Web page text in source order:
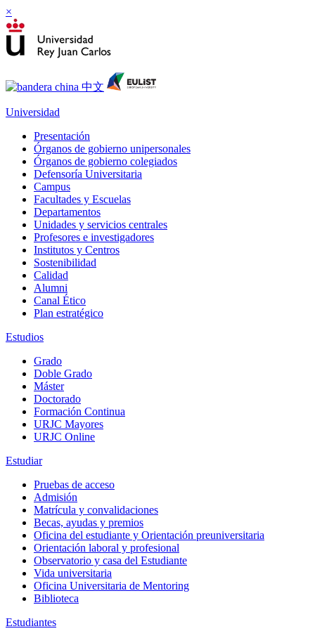
×
Universidad
Presentación
Órganos de gobierno unipersonales
Órganos de gobierno colegiados
Defensoría Universitaria
Campus
Facultades y Escuelas
Departamentos
Unidades y servicios centrales
Profesores e investigadores
Institutos y Centros
Sostenibilidad
Calidad
Alumni
Canal Ético
Plan estratégico
Estudios
Grado
Doble Grado
Máster
Doctorado
Formación Continua
URJC Mayores
URJC Online
Estudiar
Pruebas de acceso
Admisión
Matrícula y convalidaciones
Becas, ayudas y premios
Oficina del estudiante y Orientación preuniversitaria
Orientación laboral y profesional
Observatorio y casa del Estudiante
Vida universitaria
Oficina Universitaria de Mentoring
Biblioteca
Estudiantes